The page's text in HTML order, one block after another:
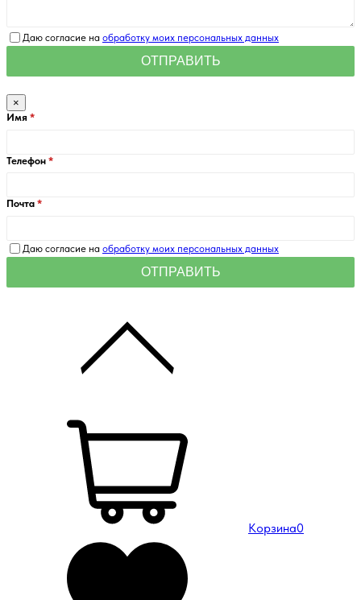
Даю согласие на обработку моих персональных данных
×
Имя
Телефон
Почта
Даю согласие на обработку моих персональных данных
Корзина0